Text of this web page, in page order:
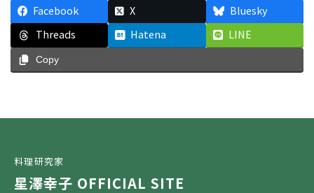
Facebook X
Bluesky
Threads
Hatena LINE
Copy
料理研究家
星澤幸子 OFFICIAL SITE